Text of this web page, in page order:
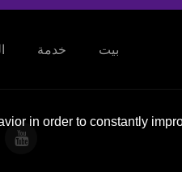
بيت خدمة
in order to constantly